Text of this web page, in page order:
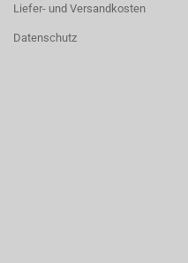
Liefer- und Versandkosten
Datenschutz